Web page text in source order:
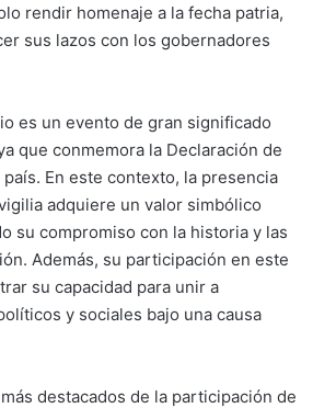
rendir homenaje a la fecha patria,
sus lazos con los gobernadores
es un evento de gran significado
que conmemora la Declaración de
En este contexto, la presencia
adquiere un valor simbólico
su compromiso con la historia y las
Además, su participación en este
su capacidad para unir a
y sociales bajo una causa
destacados de la participación de